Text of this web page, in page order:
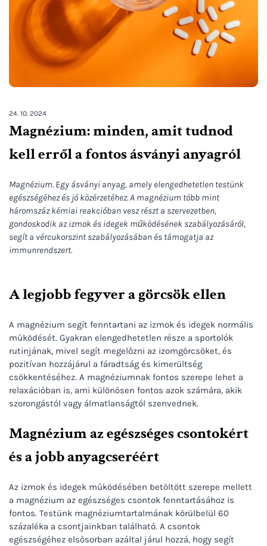
24. 10. 2024
Magnézium: minden, amit tudnod
kell erről a fontos ásványi anyagról
Magnézium. Egy ásványi anyag, amely elengedhetetlen testünk
egészségéhez és jó közérzetéhez. A magnézium több mint
háromszáz kémiai reakcióban vesz részt a szervezetben,
gondoskodik az izmok és idegek működésének szabályozásáról,
segít a vércukorszint szabályozásában és támogatja az
immunrendszert.
A legjobb fegyver a görcsök ellen
A magnézium segít fenntartani az izmok és idegek normális
működését. Gyakran elengedhetetlen része a sportolók
rutinjának, mivel segít megelőzni az izomgörcsöket, és
pozitívan hozzájárul a fáradtság és kimerültség
csökkentéséhez. A magnéziumnak fontos szerepe lehet a
relaxációban is, ami különösen fontos azok számára, akik
szorongástól vagy álmatlanságtól szenvednek.
Magnézium az egészséges csontokért
és a jobb anyagcseréért
Az izmok és idegek működésében betöltött szerepe mellett
a magnézium az egészséges csontok fenntartásához is
fontos. Testünk magnéziumtartalmának körülbelül 60
százaléka a csontjainkban található. A csontok
egészségéhez elsősorban azáltal járul hozzá, hogy segít